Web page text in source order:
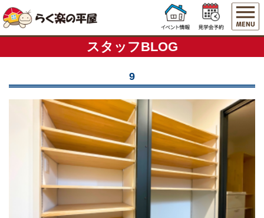
スタッフBLOG
9